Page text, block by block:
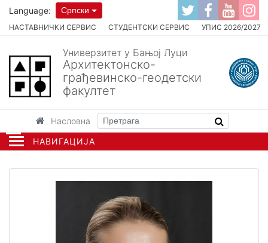
НАВИГАЦИЈА
НАСТАВНИЧКИ СЕРВИС СТУДЕНТСКИ СЕРВИС УПИС 2026/2027
Language: Српски
Универзитет у Бањој Луци
Архитектонско-
грађевинско-геодетски
факултет
Насловна